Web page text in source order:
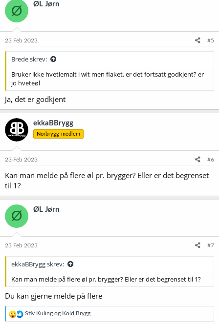
Ø ØL Jørn
23 Feb 2023 #5
Brede skrev:
Bruker ikke hvetlemalt i wit men flaket, er det fortsatt godkjent? er
jo hveteøl
Ja, det er godkjent
ekkaBBrygg
Norbrygg-medlem
23 Feb 2023 #6
Kan man melde på flere øl pr. brygger? Eller er det begrenset
til 1?
Ø ØL Jørn
23 Feb 2023 #7
ekkaBBrygg skrev:
Kan man melde på flere øl pr. brygger? Eller er det begrenset til 1?
Du kan gjerne melde på flere
R
e
Stiv Kuling og Kold Brygg